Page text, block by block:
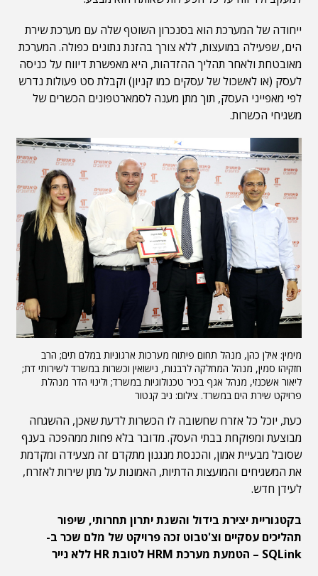
ייחודה של המערכת הוא בסנכרון השוטף שלה עם מערכת שירת
הים, שפעילה במועצות, ללא צורך בהזנת נתונים כפולה. המערכת
מאובטחת ולאחר תהליך ההזדהות, היא מאפשרת דיווח על כניסה
לעסק (או לאשכול של עסקים כמו קניון) וקבלת סט פעולות נדרש
לפי מאפייני העסק, תוך מתן מענה לסמארטפונים הכשרים של
משגיחי הכשרות.
מימין: אילן כהן, מנהל תחום פיתוח מערכות ארגוניות במלם תים; הרב
חזקיהו סמין, מנהל המחלקה לרבנות, נישואין וכשרות במשרד לשירותי דת;
ליאור אשכנזי, מנהל אגף בכיר טכנולוגיות במשרד; ולינוי הדר מנהלת
פרויקט שירת הים במשרד. צילום: ניב קנטור
כעת, יוכל כל אזרח שחשובה לו הכשרות לדעת שאכן, ההשגחה
מבוצעת ומפוקחת בבתי העסק. מדובר בלא פחות ממהפכה בענף
שסובל מבעיית אמון, והכנסת מנגנון מתקדם זה מצעידה ומקדמת
את המשגיחים והמועצות הדתיות, האמונות על מתן שירות לאזרח,
לעידן חדש.
בקטגוריית יצירת בידול והשגת יתרון תחרותי, שיפור
תהליכים עסקיים וצ'טבוט זכה פרויקט של מלם שכר ב-
SQLink – הטמעת מערכת HRM לטובת HR ללא נייר